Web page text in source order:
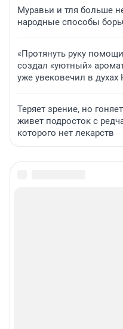
Муравьи и тля больше
народные способы
«Протянуть руку
создал «уютный»
уже увековечил в
Теряет зрение, но
живет подросток с
которого нет лекарств